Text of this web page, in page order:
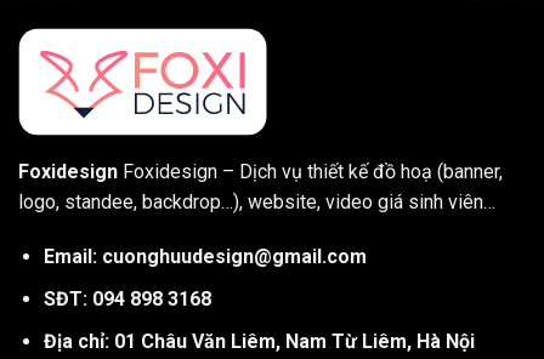
Foxidesign Foxidesign – Dịch vụ thiết kế đồ hoạ (banner,
logo, standee, backdrop…), website, video giá sinh viên…
Email: cuonghuudesign@gmail.com
SĐT: 094 898 3168
Địa chỉ: 01 Châu Văn Liêm, Nam Từ Liêm, Hà Nội